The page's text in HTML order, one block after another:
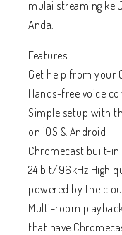
mulai streaming ke
Anda.
Features
Get help from your
Hands-free voice
Simple setup with
on iOS & Android
Chromecast built-in
24 bit/96kHz High
powered by the
Multi-room
that have